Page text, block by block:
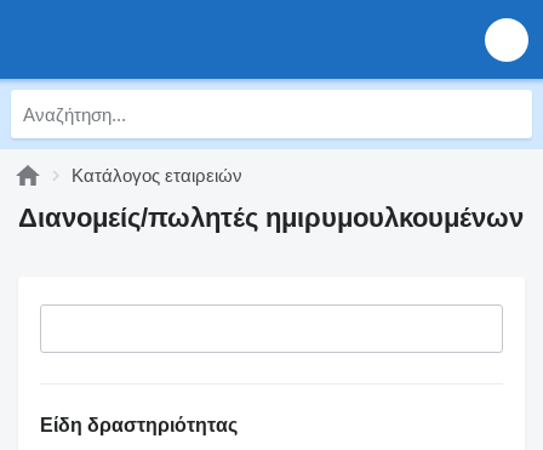
Κατάλογος εταιρειών
Διανομείς/πωλητές ημιρυμουλκουμένων
Είδη δραστηριότητας